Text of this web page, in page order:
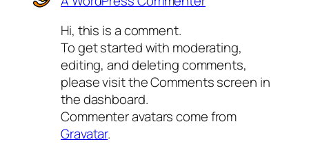
Hi, this is a comment.
To get started with moderating,
editing, and deleting comments,
please visit the Comments screen in
the dashboard.
Commenter avatars come from
Gravatar.